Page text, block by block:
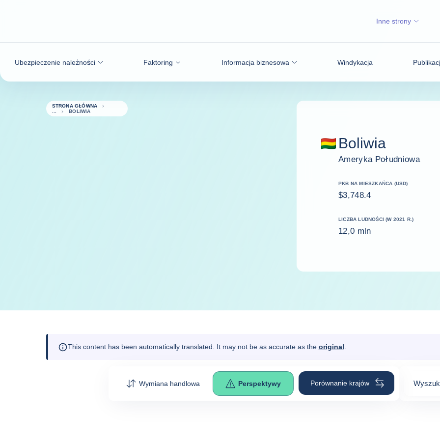
Ubezpieczenie należności Faktoring Informacja biznesowa Windykacja
Inne strony
STRONA GŁÓWNA
BOLIWIA
Boliwia
Ameryka Południowa
PKB NA MIESZKAŃCA (USD)
$3,748.4
LICZBA LUDNOŚCI (W 2021 R.)
12,0 mln
This content has been automatically translated. It may not be as accurate as the original
Wymiana handlowa Perspektywy Porównanie krajów